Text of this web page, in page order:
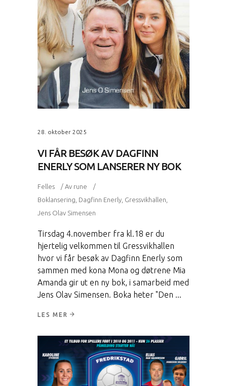
28. oktober 2025
VI FÅR BESØK AV DAGFINN
ENERLY SOM LANSERER NY BOK
Felles Av rune
Boklansering Dagfinn Enerly Gressvikhallen
Jens Olav Simensen
Tirsdag 4.november fra kl.18 er du
hjertelig velkommen til Gressvikhallen
hvor vi får besøk av Dagfinn Enerly som
sammen med kona Mona og døtrene Mia
Amanda gir ut en ny bok, i samarbeid med
Jens Olav Simensen. Boka heter "Den
LES MER